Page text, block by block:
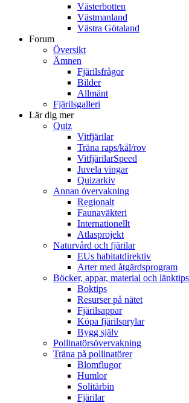
Västerbotten
Västmanland
Västra Götaland
Forum
Översikt
Ämnen
Fjärilsfrågor
Bilder
Allmänt
Fjärilsgalleri
Lär dig mer
Quiz
Vitfjärilar
Träna raps/kål/rov
VitfjärilarSpeed
Juvela vingar
Quizarkiv
Annan övervakning
Regionalt
Faunaväkteri
Internationellt
Atlasprojekt
Naturvård och fjärilar
EUs habitatdirektiv
Arter med åtgärdsprogram
Böcker, appar, material och länktips
Boktips
Resurser på nätet
Fjärilsappar
Köpa fjärilsprylar
Bygg själv
Pollinatörsövervakning
Träna på pollinatörer
Blomflugor
Humlor
Solitärbin
Fjärilar